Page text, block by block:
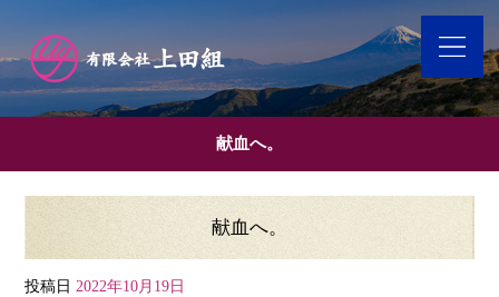
献血へ。
献血へ。
投稿日 2022年10月19日